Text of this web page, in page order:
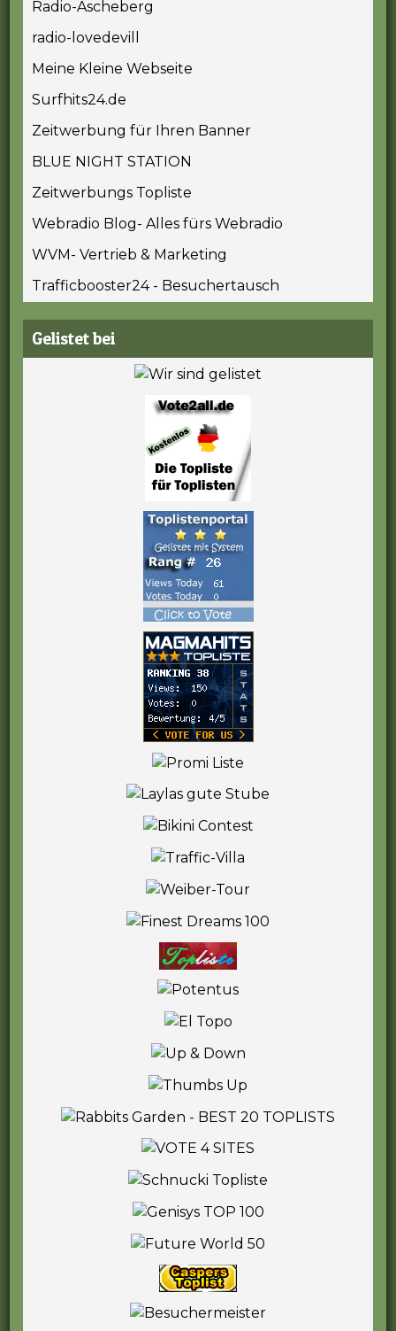
Radio-Ascheberg
radio-lovedevill
Meine Kleine Webseite
Surfhits24.de
Zeitwerbung für Ihren Banner
BLUE NIGHT STATION
Zeitwerbungs Topliste
Webradio Blog- Alles fürs Webradio
WVM- Vertrieb & Marketing
Trafficbooster24 - Besuchertausch
Gelistet bei